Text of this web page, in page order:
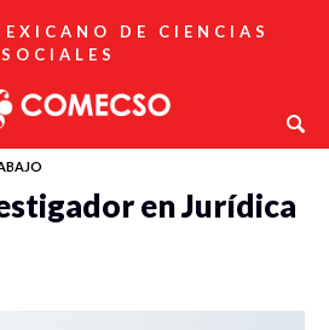
DE CIENCIAS
SOCIALES
en Jurídica